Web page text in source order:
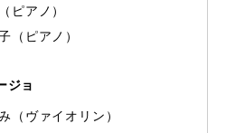
ピアノ）
（ピアノ）
ジョ
（ヴァイオリン）